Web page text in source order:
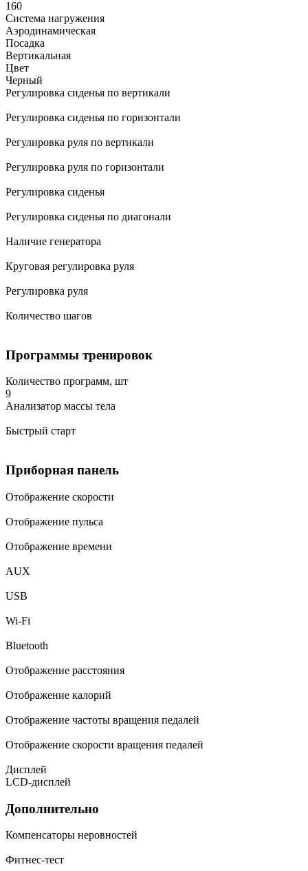
160
Система нагружения
Аэродинамическая
Посадка
Вертикальная
Цвет
Черный
Регулировка сиденья по вертикали
Регулировка сиденья по горизонтали
Регулировка руля по вертикали
Регулировка руля по горизонтали
Регулировка сиденья
Регулировка сиденья по диагонали
Наличие генератора
Круговая регулировка руля
Регулировка руля
Количество шагов
Программы тренировок
Количество программ, шт
9
Анализатор массы тела
Быстрый старт
Приборная панель
Отображение скорости
Отображение пульса
Отображение времени
AUX
USB
Wi-Fi
Bluetooth
Отображение расстояния
Отображение калорий
Отображение частоты вращения педалей
Отображение скорости вращения педалей
Дисплей
LCD-дисплей
Дополнительно
Компенсаторы неровностей
Фитнес-тест